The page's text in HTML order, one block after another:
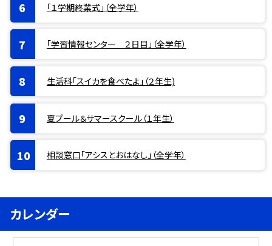
「１学期終業式」（全学年）
「学習情報センター ２日目」（全学年）
生活科「スイカを食べたよ」（２年生)
夏プール＆サマースクール（１年生）
相談窓口「アシスとおはなし」（全学年）
カレンダー